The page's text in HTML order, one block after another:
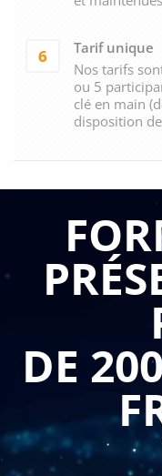
6
Tarif unique
Nos tarifs
ou 5
clé en main
disposition
DE